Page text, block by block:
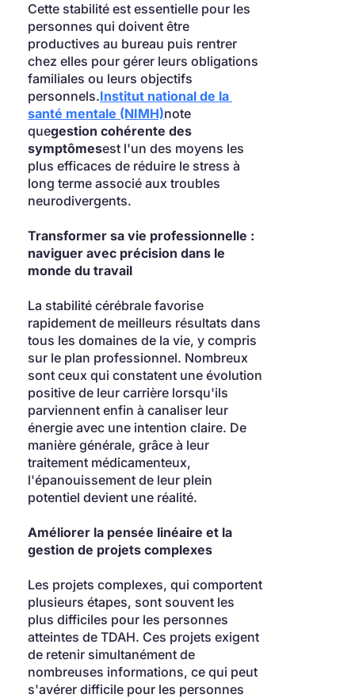
Cette stabilité est essentielle pour les
personnes qui doivent être
productives au bureau puis rentrer
chez elles pour gérer leurs obligations
familiales ou leurs objectifs
personnels.Institut national de la
santé mentale (NIMH)note
quegestion cohérente des
symptômesest l'un des moyens les
plus efficaces de réduire le stress à
long terme associé aux troubles
neurodivergents.
Transformer sa vie professionnelle :
naviguer avec précision dans le
monde du travail
La stabilité cérébrale favorise
rapidement de meilleurs résultats dans
tous les domaines de la vie, y compris
sur le plan professionnel. Nombreux
sont ceux qui constatent une évolution
positive de leur carrière lorsqu'ils
parviennent enfin à canaliser leur
énergie avec une intention claire. De
manière générale, grâce à leur
traitement médicamenteux,
l'épanouissement de leur plein
potentiel devient une réalité.
Améliorer la pensée linéaire et la
gestion de projets complexes
Les projets complexes, qui comportent
plusieurs étapes, sont souvent les
plus difficiles pour les personnes
atteintes de TDAH. Ces projets exigent
de retenir simultanément de
nombreuses informations, ce qui peut
s'avérer difficile pour les personnes